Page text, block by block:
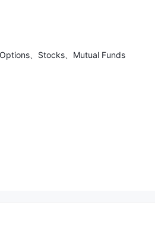
、Stocks、Mutual Funds